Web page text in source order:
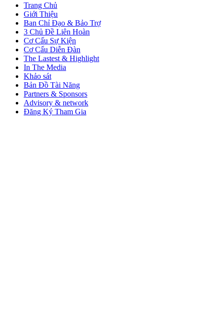
Trang Chủ
Giới Thiệu
Ban Chỉ Đạo & Bảo Trợ
3 Chủ Đề Liên Hoàn
Cơ Cấu Sự Kiện
Cơ Cấu Diễn Đàn
The Lastest & Highlight
In The Media
Khảo sát
Bản Đồ Tài Năng
Partners & Sponsors
Advisory & network
Đăng Ký Tham Gia